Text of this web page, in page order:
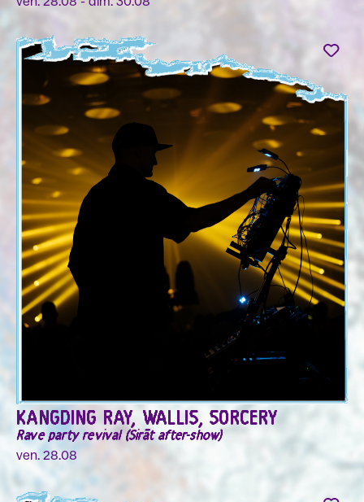
KANGDING RAY, WALLIS, SORCERY
Rave party revival (Sirāt after-show)
ven. 28.08